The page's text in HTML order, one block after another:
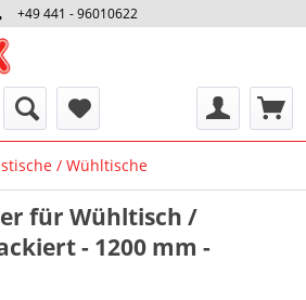
+49 441 - 96010622
/ Wühltische
für Wühltisch /
- 1200 mm -